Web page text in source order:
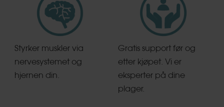
Styrker muskler via
nervesystemet og
hjernen din.
Gratis support før og
etter kjøpet. Vi er
eksperter på dine
plager.